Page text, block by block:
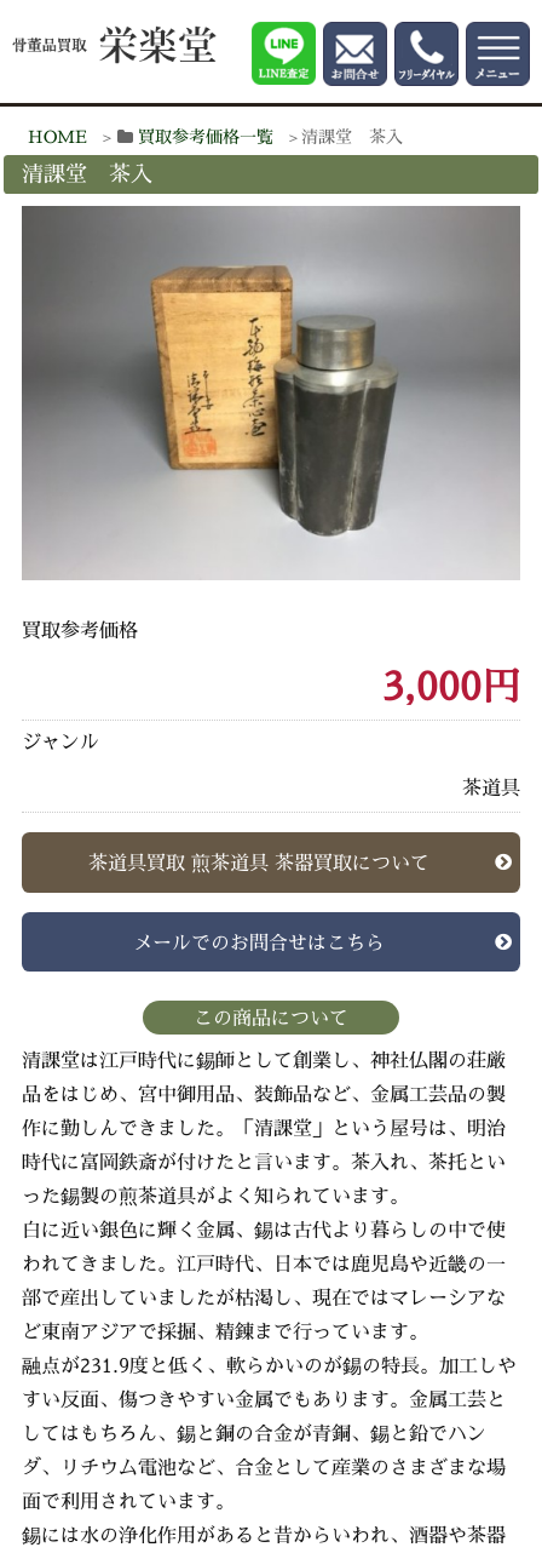
HOME 買取参考価格一覧 清課堂 茶入
清課堂 茶入
買取参考価格
3,000円
ジャンル
茶道具
茶道具買取 煎茶道具 茶器買取について
メールでのお問合せはこちら
この商品について
清課堂は江戸時代に錫師として創業し、神社仏閣の荘厳
品をはじめ、宮中御用品、装飾品など、金属工芸品の製
作に勤しんできました。「清課堂」という屋号は、明治
時代に富岡鉄斎が付けたと言います。茶入れ、茶托とい
った錫製の煎茶道具がよく知られています。
白に近い銀色に輝く金属、錫は古代より暮らしの中で使
われてきました。江戸時代、日本では鹿児島や近畿の一
部で産出していましたが枯渇し、現在ではマレーシアな
ど東南アジアで採掘、精錬まで行っています。
融点が231.9度と低く、軟らかいのが錫の特長。加工しや
すい反面、傷つきやすい金属でもあります。金属工芸と
してはもちろん、錫と銅の合金が青銅、錫と鉛でハン
ダ、リチウム電池など、合金として産業のさまざまな場
面で利用されています。
錫には水の浄化作用があると昔からいわれ、酒器や茶器